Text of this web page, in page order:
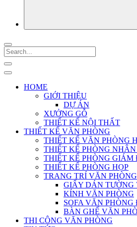
HOME
GIỚI THIỆU
DỰ ÁN
XƯỞNG GỖ
THIẾT KẾ NỘI THẤT
THIẾT KẾ VĂN PHÒNG
THIẾT KẾ VĂN PHÒNG
THIẾT KẾ PHÒNG
THIẾT KẾ PHÒNG GIÁM
THIẾT KẾ PHÒNG HỌP
TRANG TRÍ VĂN PHÒNG
GIẤY DÁN TƯỜNG
KÍNH VĂN PHÒNG
SOFA VĂN PHÒNG
BÀN GHẾ VĂN
THI CÔNG VĂN PHÒNG